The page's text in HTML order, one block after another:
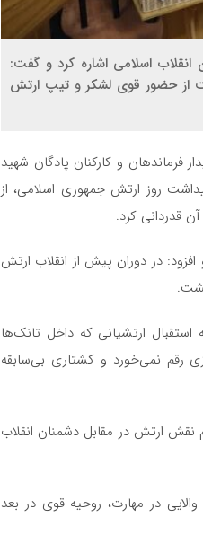
اسلامی اشاره کرد و گفت:
از حضور قوی لشکر و تیپ ارتش
محمدی لائینی چهارشنبه ۲۷ فروردین در دیدار فرماندهان و کارکنان پادگان شهید
روز ارتش جمهوری اسلامی، از
قدردانی کرد.
در دوران پیش از انقلاب ارتش
استقبال ارتشیانی که داخل تانک‌ها
رقم نمی‌خورد و کشتاری بی‌سابقه
نقش ارتش در مقابل دشمنان انقلاب
در مهارت، روحیه قوی در بعد